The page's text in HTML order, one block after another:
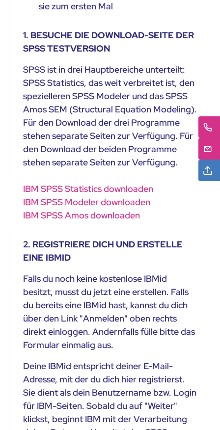
sie zum ersten Mal
1. BESUCHE DIE DOWNLOAD-SEITE DER
SPSS TESTVERSION
SPSS ist in drei Hauptbereiche unterteilt:
SPSS Statistics, das weit verbreitet ist, den
spezielleren SPSS Modeler und das SPSS
Amos SEM (Structural Equation Modeling).
Für den Download der drei Programme
stehen separate Seiten zur Verfügung. Für
den Download der beiden Programme
stehen separate Seiten zur Verfügung.
IBM SPSS Statistics downloaden
IBM SPSS Modeler downloaden
IBM SPSS Amos downloaden
2. REGISTRIERE DICH UND ERSTELLE
EINE IBMID
Falls du noch keine kostenlose IBMid
besitzt, musst du jetzt eine erstellen. Falls
du bereits eine IBMid hast, kannst du dich
über den Link "Anmelden" oben rechts
direkt einloggen. Andernfalls fülle bitte das
Formular einmalig aus.
Deine IBMid entspricht deiner E-Mail-
Adresse, mit der du dich hier registrierst.
Sie dient als dein Benutzername bzw. Login
für IBM-Seiten. Sobald du auf "Weiter"
klickst, beginnt IBM mit der Verarbeitung